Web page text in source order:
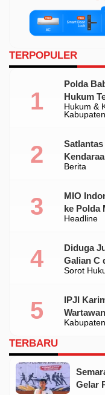
TERPOPULER
Hukum &
Polda
Hukum
Ilegal Di
Berita
Standar
Headline
MIO
ke Polda
Sorot
Diduga
Galian C
IPJI
Dikoreksi
TERBARU
Gelar